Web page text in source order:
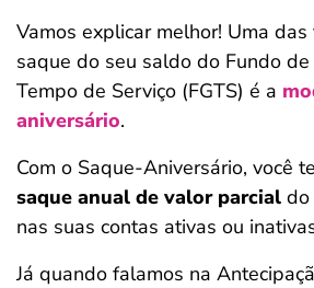
Vamos explicar melhor! Uma
saque do seu saldo do Fundo
Tempo de Serviço (FGTS) é a
aniversário.
Com o Saque-Aniversário, você
saque anual de valor parcial do
nas suas contas ativas ou
Já quando falamos na